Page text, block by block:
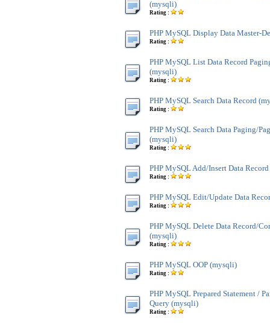
(mysqli)
Rating :
PHP MySQL Display Data Master-
Rating :
PHP MySQL List Data Record
(mysqli)
Rating :
PHP MySQL Search Data Record
Rating :
PHP MySQL Search Data Paging/
(mysqli)
Rating :
PHP MySQL Add/Insert Data
Rating :
PHP MySQL Edit/Update Data
Rating :
PHP MySQL Delete Data Record/
(mysqli)
Rating :
PHP MySQL OOP (mysqli)
Rating :
PHP MySQL Prepared Statement /
Query (mysqli)
Rating :